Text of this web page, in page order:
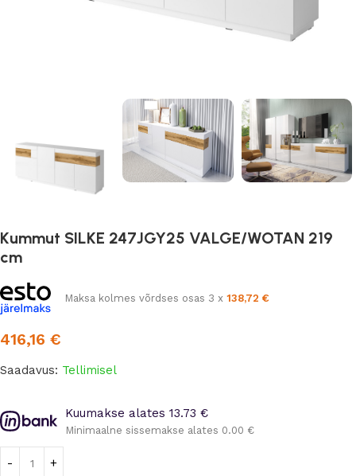
Kummut SILKE 247JGY25 VALGE/WOTAN 219
cm
Maksa kolmes võrdses osas 3 x138,72€
416,16 €
Saadavus: Tellimisel
Kuumakse alates 13.73 €
Minimaalne sissemakse alates 0.00 €